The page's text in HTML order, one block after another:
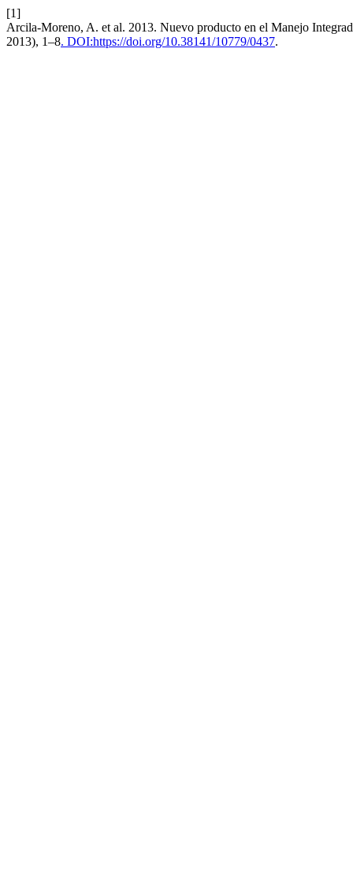
[1]
Arcila-Moreno, A. et al. 2013. Nuevo producto en el Manejo
2013), 1–8. DOI:https://doi.org/10.38141/10779/0437.